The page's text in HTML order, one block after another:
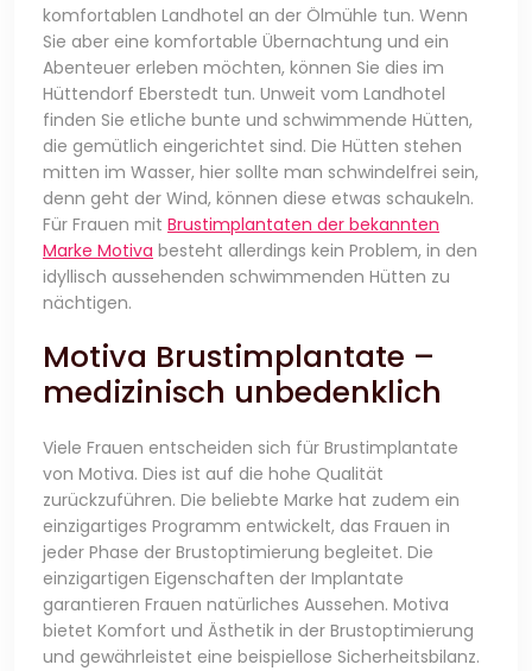
komfortablen Landhotel an der Ölmühle tun. Wenn
Sie aber eine komfortable Übernachtung und ein
Abenteuer erleben möchten, können Sie dies im
Hüttendorf Eberstedt tun. Unweit vom Landhotel
finden Sie etliche bunte und schwimmende Hütten,
die gemütlich eingerichtet sind. Die Hütten stehen
mitten im Wasser, hier sollte man schwindelfrei sein,
denn geht der Wind, können diese etwas schaukeln.
Für Frauen mit Brustimplantaten der bekannten
Marke Motiva besteht allerdings kein Problem, in den
idyllisch aussehenden schwimmenden Hütten zu
nächtigen.
Motiva Brustimplantate –
medizinisch unbedenklich
Viele Frauen entscheiden sich für Brustimplantate
von Motiva. Dies ist auf die hohe Qualität
zurückzuführen. Die beliebte Marke hat zudem ein
einzigartiges Programm entwickelt, das Frauen in
jeder Phase der Brustoptimierung begleitet. Die
einzigartigen Eigenschaften der Implantate
garantieren Frauen natürliches Aussehen. Motiva
bietet Komfort und Ästhetik in der Brustoptimierung
und gewährleistet eine beispiellose Sicherheitsbilanz.